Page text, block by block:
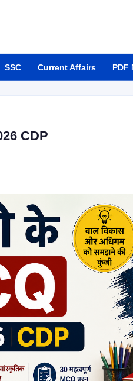
SSC Current Affairs PDF
CDP